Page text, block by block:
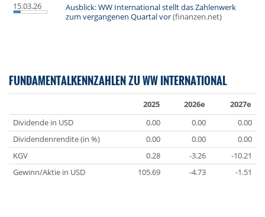
15.03.26
Ausblick: WW International stellt das Zahlenwerk
zum vergangenen Quartal vor(finanzen.net)
FUNDAMENTALKENNZAHLEN ZU WW INTERNATIONAL
2025 2026e
2027e
Dividende in USD
0.00 0.00
0.00
Dividendenrendite (in %)
0.00 0.00
0.00
KGV
0.28 -3.26
-10.21
Gewinn/Aktie in USD
105.69 -4.73 -1.51